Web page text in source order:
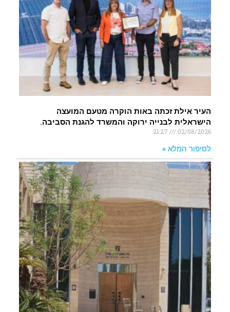
העיר אילת זכתה באות הוקרה מטעם המועצה
הישראלית לבנייה ירוקה והמשרד להגנת הסביבה.
02/08/2026
לסיפור המלא »